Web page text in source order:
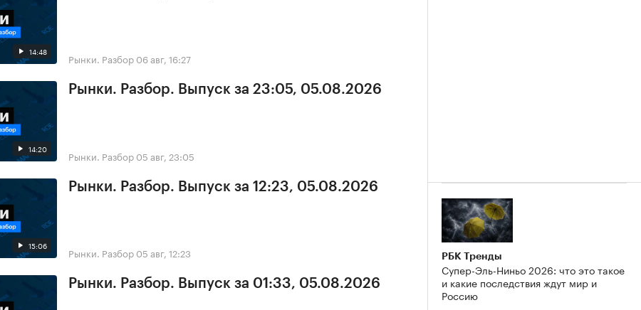
14:48 Рынки. Разбор 06 авг, 16:27
14:20
Рынки. Разбор. Выпуск за 23:05, 05.08.2026
Рынки. Разбор 05 авг, 23:05
15:06
Рынки. Разбор. Выпуск за 12:23, 05.08.2026
Рынки. Разбор 05 авг, 12:23
Рынки. Разбор. Выпуск за 01:33, 05.08.2026
РБК Тренды
Супер-Эль-Ниньо 2026: что это такое
и какие последствия ждут мир и
Россию